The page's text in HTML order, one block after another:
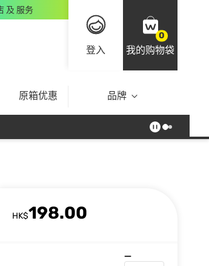
及 服务
登入
0
我的购物袋
原箱优惠 品牌
HK$198.00